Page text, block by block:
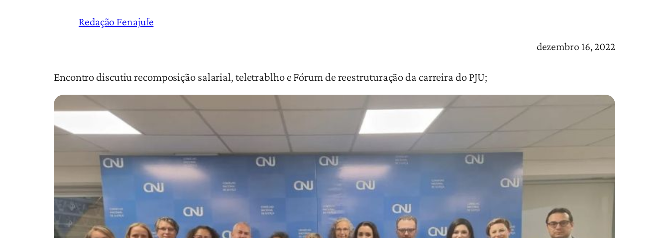
Redação Fenajufe
dezembro 16, 2022
Encontro discutiu recomposição salarial, teletrablho e Fórum de reestruturação da carreira do PJU;